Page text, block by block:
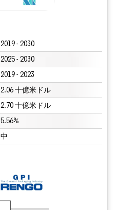
2019 - 2030
2025 - 2030
2019 - 2023
2.06 十億米ドル
2.70 十億米ドル
5.56%
中